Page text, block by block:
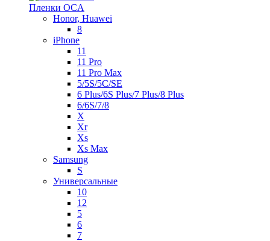
Пленки OCA
Honor, Huawei
8
iPhone
11
11 Pro
11 Pro Max
5/5S/5C/SE
6 Plus/6S Plus/7 Plus/8 Plus
6/6S/7/8
X
Xr
Xs
Xs Max
Samsung
S
Универсальные
10
12
5
6
7